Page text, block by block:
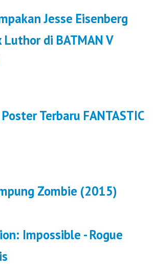
Jesse Eisenberg
Luthor di BATMAN V
Terbaru FANTASTIC
Zombie (2015)
Impossible - Rogue